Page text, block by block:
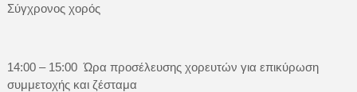
Σύγχρονος χορός
14:00 – 15:00 Ώρα προσέλευσης χορευτών για επικύρωση
συμμετοχής και ζέσταμα